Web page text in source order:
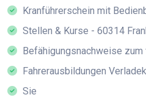
Kranführerschein mit
Stellen & Kurse - 60314
Befähigungsnachweise zum
Fahrerausbildungen
Sie